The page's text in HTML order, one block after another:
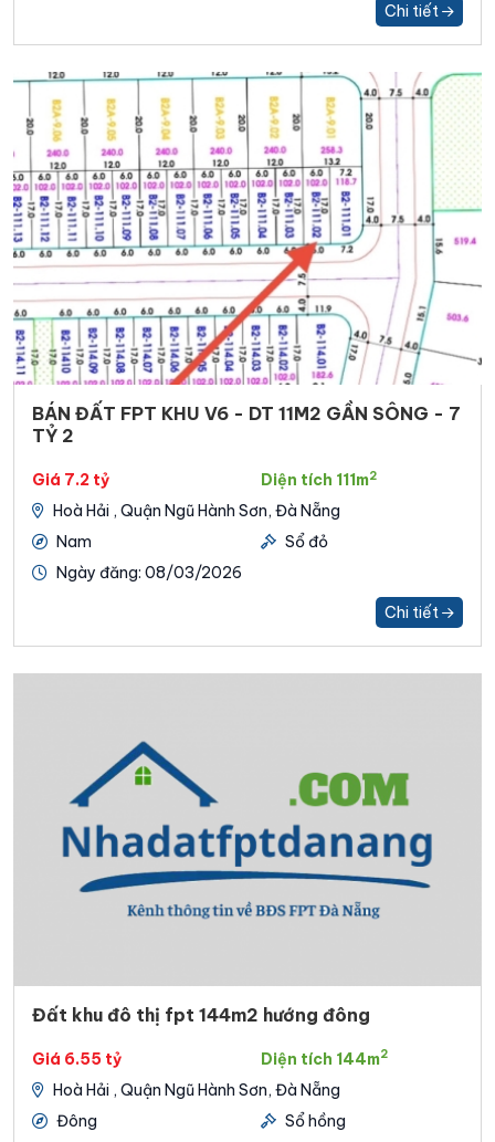
Chi tiết
BÁN ĐẤT FPT KHU V6 - DT 11M2 GẦN SÔNG - 7
TỶ 2
Giá 7.2 tỷ Diện tích 111m2
Hoà Hải , Quận Ngũ Hành Sơn, Đà Nẵng
Nam
Sổ đỏ
Ngày đăng: 08/03/2026
Chi tiết
Đất khu đô thị fpt 144m2 hướng đông
Giá 6.55 tỷ Diện tích 144m2
Hoà Hải , Quận Ngũ Hành Sơn, Đà Nẵng
Đông
Sổ hồng